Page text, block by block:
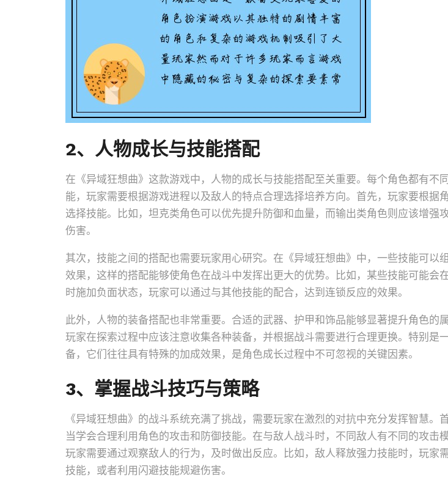
2、人物成长与技能搭配
在《异域狂想曲》这款游戏中，人物的成长与技能搭配至关重要。每个角色都有不
能，玩家需要根据游戏进程以及敌人的特点合理选择培养方向。首先，玩家要根据
选择技能。比如，坦克类角色可以优先提升防御和血量，而输出类角色则应该增强
伤害。
其次，技能之间的搭配也需要玩家用心研究。在《异域狂想曲》中，一些技能可以
效果，这样的搭配能够使角色在战斗中发挥出更大的优势。比如，某些技能可能会
时施加负面状态，玩家可以通过与其他技能的配合，达到连锁反应的效果。
此外，人物的装备搭配也非常重要。合适的武器、护甲和饰品能够显著提升角色的属
玩家在探索过程中应该注意收集各种装备，并根据战斗需要进行合理更换。特别是
备，它们往往具有特殊的加成效果，是角色成长过程中不可忽视的关键因素。
3、掌握战斗技巧与策略
《异域狂想曲》的战斗系统充满了挑战，需要玩家在激烈的对抗中充分发挥智慧。
当学会合理利用角色的攻击和防御技能。在与敌人战斗时，不同敌人有不同的攻击模
玩家需要通过观察敌人的行为，及时做出反应。比如，敌人释放强力技能时，玩家
技能，或者利用闪避技能规避伤害。